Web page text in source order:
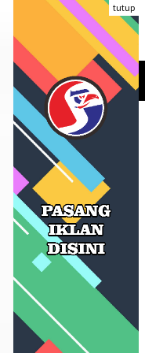
tutup
Dinilai Fitnah,
Bombana Tempuh
Dewan Pers Sebelum
Hukum